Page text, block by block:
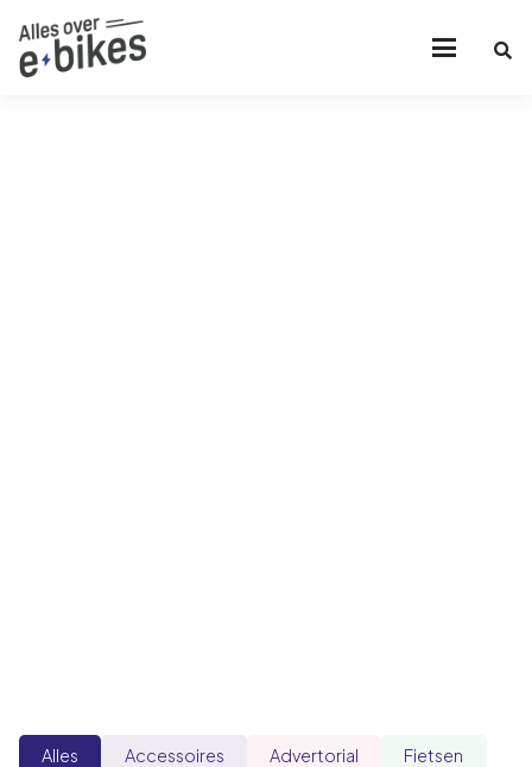
Alles Accessoires Advertorial Fietsen